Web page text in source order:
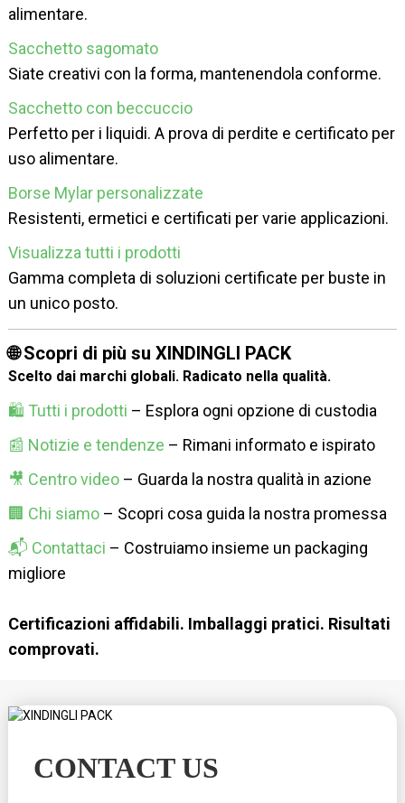
alimentare.
Sacchetto sagomato
Siate creativi con la forma, mantenendola conforme.
Sacchetto con beccuccio
Perfetto per i liquidi. A prova di perdite e certificato per
uso alimentare.
Borse Mylar personalizzate
Resistenti, ermetici e certificati per varie applicazioni.
Visualizza tutti i prodotti
Gamma completa di soluzioni certificate per buste in
un unico posto.
🌐 Scopri di più su XINDINGLI PACK
Scelto dai marchi globali. Radicato nella qualità.
🛍 Tutti i prodotti – Esplora ogni opzione di custodia
📰 Notizie e tendenze – Rimani informato e ispirato
🎥 Centro video– Guarda la nostra qualità in azione
🏢 Chi siamo– Scopri cosa guida la nostra promessa
📬 Contattaci – Costruiamo insieme un packaging
migliore
Certificazioni affidabili. Imballaggi pratici. Risultati
comprovati.
CONTACT US